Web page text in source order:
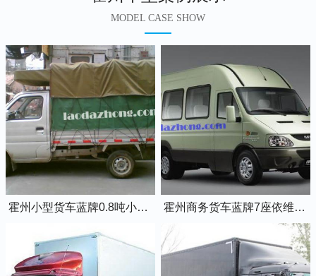
MODEL CASE SHOW
霍州小型货车蓝牌0.8吨小卡车 霍州商务货车蓝牌7座依维柯全顺车